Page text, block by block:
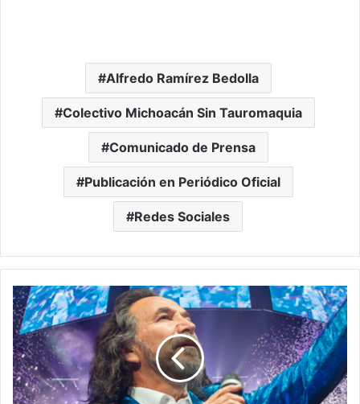
Alfredo Ramírez Bedolla
Colectivo Michoacán Sin Tauromaquia
Comunicado de Prensa
Publicación en Periódico Oficial
Redes Sociales
#Michoacán
El
Buki
Se
Presentará
En
Sahuayo